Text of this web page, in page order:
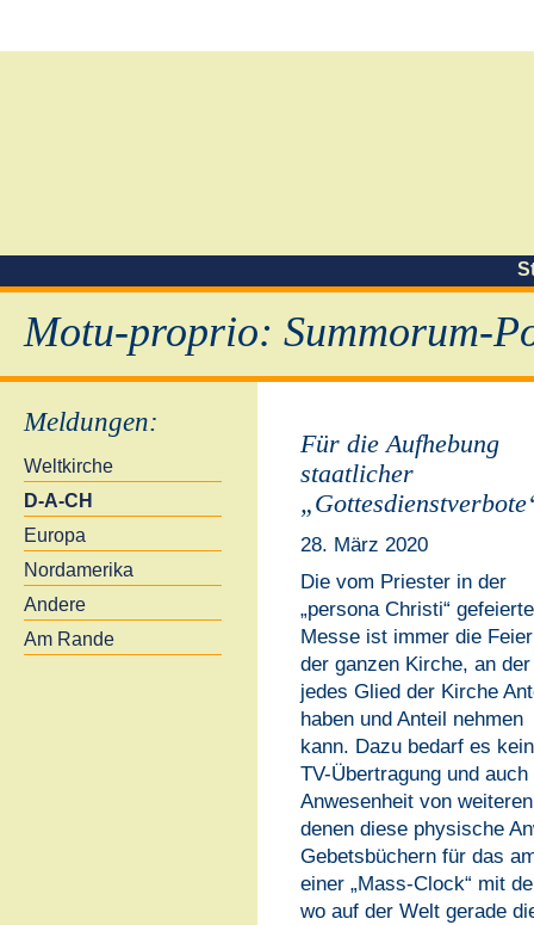
Motu-proprio: Summorum-
Meldungen:
Weltkirche
D-A-CH
Europa
Nordamerika
Andere
Am Rande
Für die Aufhebung
staatlicher
28. März 2020
Die vom Priester in der
„persona Christi“
Messe ist immer die Feier
der ganzen Kirche, an der
jedes Glied der Kirche
haben und Anteil nehmen
kann. Dazu bedarf es
TV-Übertragung und
Anwesenheit von
denen diese physische
Gebetsbüchern für das
einer „Mass-Clock“ mit
wo auf der Welt gerade